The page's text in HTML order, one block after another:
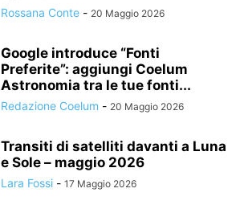
Rossana Conte - 20 Maggio 2026
Google introduce “Fonti
Preferite”: aggiungi Coelum
Astronomia tra le tue fonti...
Redazione Coelum - 20 Maggio 2026
Transiti di satelliti davanti a Luna
e Sole – maggio 2026
Lara Fossi - 17 Maggio 2026